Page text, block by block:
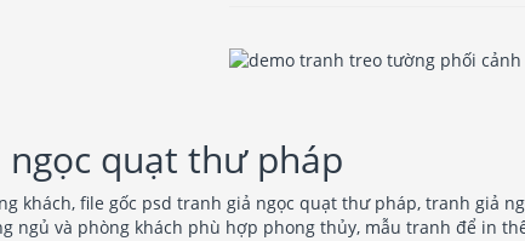
ngọc quạt thư pháp
khách, file gốc psd tranh giả ngọc quạt thư pháp, tranh giả
và phòng khách phù hợp phong thủy, mẫu tranh để in